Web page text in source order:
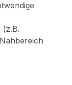
(z.B.